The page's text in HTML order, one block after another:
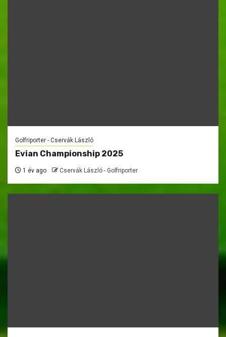
Golfriporter - Cservák László
Evian Championship 2025
1 év ago Cservák László - Golfriporter